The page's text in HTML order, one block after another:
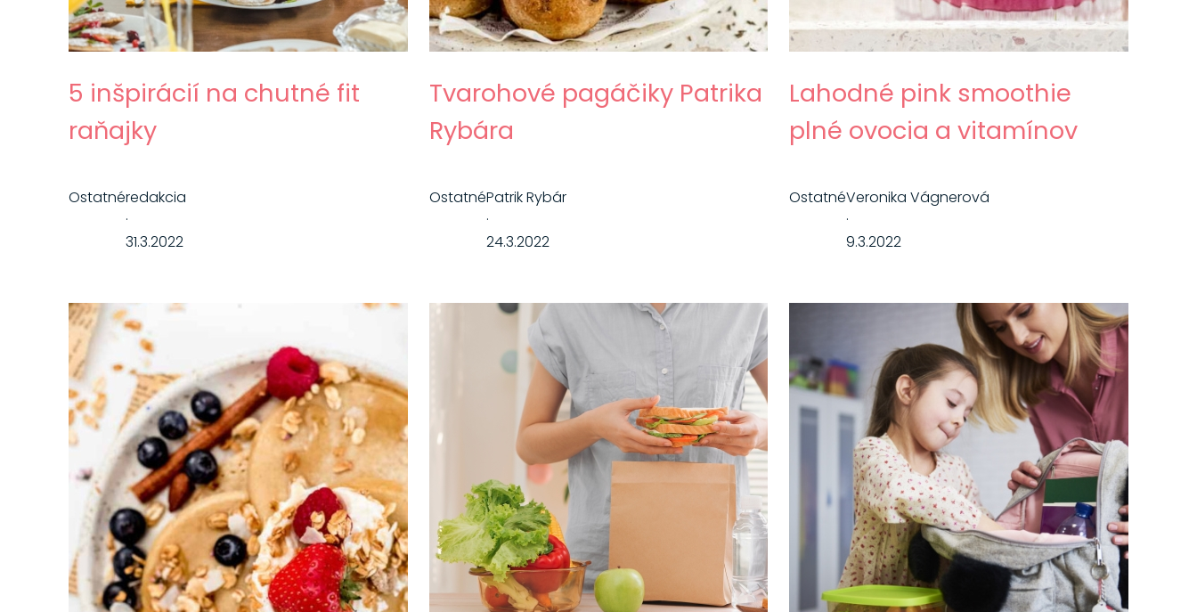
5 inšpirácií na chutné fit
raňajky
Ostatnéredakcia
·
31.3.2022
Tvarohové pagáčiky Patrika
Rybára
OstatnéPatrik Rybár
·
24.3.2022
Lahodné pink smoothie
plné ovocia a vitamínov
OstatnéVeronika Vágnerová
·
9.3.2022